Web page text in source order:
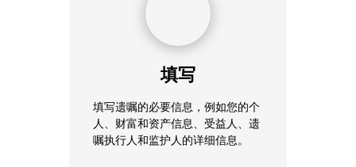
填写
填写遗嘱的必要信息，例如您的个
人、财富和资产信息、受益人、遗
嘱执行人和监护人的详细信息。